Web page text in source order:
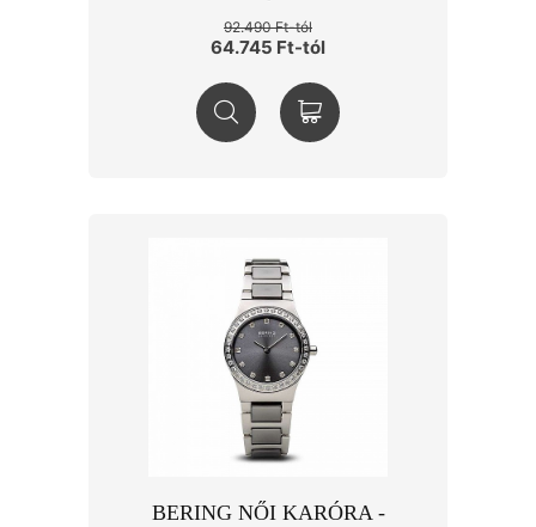
92.490 Ft-tól
64.745 Ft-tól
BERING NŐI KARÓRA -